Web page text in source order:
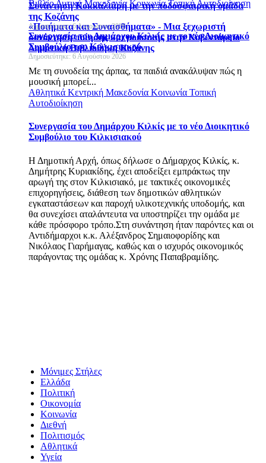
ΒιβλίοΔυτική Μακεδονία ΚοινωνίαΤοπική Αυτοδιοίκηση
«Ποιήματα και Συναισθήματα» - Μια ξεχωριστή
συνάντηση ποίησης και μουσικής στην Κοβεντάρειο
Δημοτική Βιβλιοθήκη Κοζάνης
Με τη συνοδεία της άρπας, τα παιδιά ανακάλυψαν πώς η
μουσική μπορεί...
Αθλητικά Κεντρική Μακεδονία Κοινωνία Τοπική
Αυτοδιοίκηση
Συνεργασία του Δημάρχου Κιλκίς με το νέο Διοικητικό
Συμβούλιο του Κιλκισιακού
Η Δημοτική Αρχή, όπως δήλωσε ο Δήμαρχος Κιλκίς, κ.
Δημήτρης Κυριακίδης, έχει αποδείξει εμπράκτως την
αρωγή της στον Κιλκισιακό, με τακτικές οικονομικές
επιχορηγήσεις, διάθεση των δημοτικών αθλητικών
εγκαταστάσεων και παροχή υλικοτεχνικής υποδομής, και
θα συνεχίσει αταλάντευτα να υποστηρίζει την ομάδα με
κάθε πρόσφορο τρόπο.Στη συνάντηση ήταν παρόντες και οι
Αντιδήμαρχοι κ.κ. Αλέξανδρος Σημαιοφορίδης και
Νικόλαος Γιαρήμαγας, καθώς και ο ισχυρός οικονομικός
παράγοντας της ομάδας κ. Χρόνης Παπαβραμίδης.
Συνάντηση Κοκκαλιάρη με την ποδοσφαιρική ομάδα
της Κοζάνης
Δημοσιεύτηκε: 6 Αυγούστου 2026
Συνεργασία του Δημάρχου Κιλκίς με το νέο Διοικητικό
Συμβούλιο του Κιλκισιακού
Δημοσιεύτηκε: 6 Αυγούστου 2026
Μόνιμες Στήλες
Ελλάδα
Πολιτική
Οικονομία
Κοινωνία
Διεθνή
Πολιτισμός
Αθλητικά
Υγεία